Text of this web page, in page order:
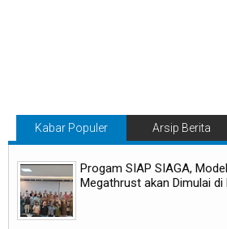
Kabar Populer Arsip Berita
Progam SIAP SIAGA,
Megathrust akan Dimulai di